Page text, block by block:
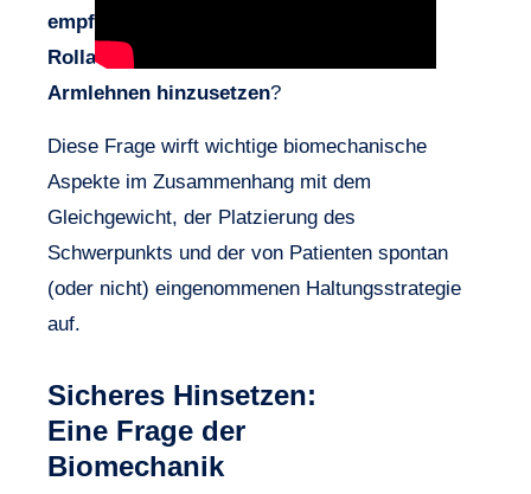
empfohlen werden, die Bremsen seines
Rollators zu blockieren, um sich ohne
Armlehnen hinzusetzen?
Diese Frage wirft wichtige biomechanische
Aspekte im Zusammenhang mit dem
Gleichgewicht, der Platzierung des
Schwerpunkts und der von Patienten spontan
(oder nicht) eingenommenen Haltungsstrategie
auf.
Sicheres Hinsetzen:
Eine Frage der
Biomechanik